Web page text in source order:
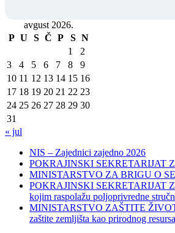
avgust 2026.
P U S Č P S N
1
2
3
4 5 6 7 8
9
10 11 12 13 14 15 16
17 18 19 20 21 22 23
24 25 26 27 28 29 30
31
« jul
NIS – Zajednici zajedno 2026
POKRAJINSKI SEKRETARIJAT
MINISTARSTVO ZA BRIGU O
POKRAJINSKI SEKRETARIJAT
kojim raspolažu poljoprivredne
MINISTARSTVO ZAŠTITE
zaštite zemljišta kao prirodnog